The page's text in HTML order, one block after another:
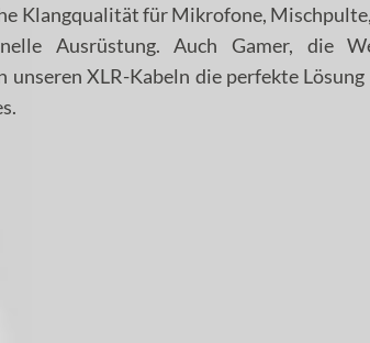
Klangqualität für Mikrofone,
Ausrüstung. Auch Gamer, die
unseren XLR-Kabeln die perfekte